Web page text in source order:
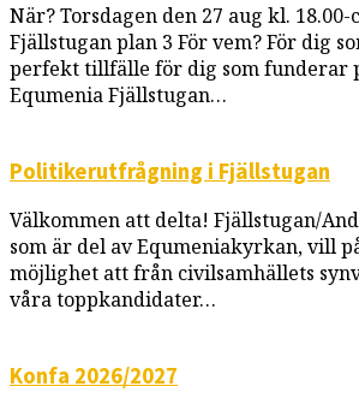
När? Torsdagen den 27 aug kl. 18.00-
Fjällstugan plan 3 För vem? För dig
perfekt tillfälle för dig som funderar
Equmenia Fjällstugan…
Politikerutfrågning i Fjällstugan
Välkommen att delta! Fjällstugan/
som är del av Equmeniakyrkan, vill
möjlighet att från civilsamhällets
våra toppkandidater…
Konfa 2026/2027